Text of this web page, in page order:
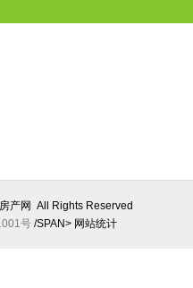
产网 All Rights Reserved
号/SPAN> 网站统计